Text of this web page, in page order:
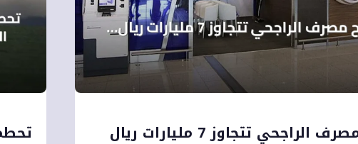
أرباح مصرف الراجحي تتجاوز 7 مليارات ريال